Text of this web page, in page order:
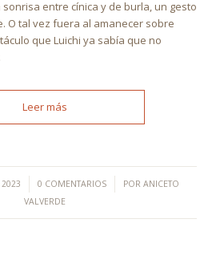
entre cínica y de burla, un gesto
O tal vez fuera al amanecer sobre
que Luichi ya sabía que no
Leer más
2023 0 COMENTARIOS
/ POR ANICETO
VALVERDE